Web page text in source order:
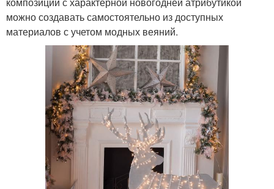
можно создавать самостоятельно из доступных
материалов с учетом модных веяний.